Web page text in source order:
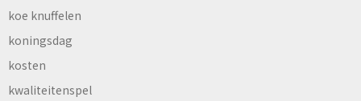
koe knuffelen
koningsdag
kosten
kwaliteitenspel